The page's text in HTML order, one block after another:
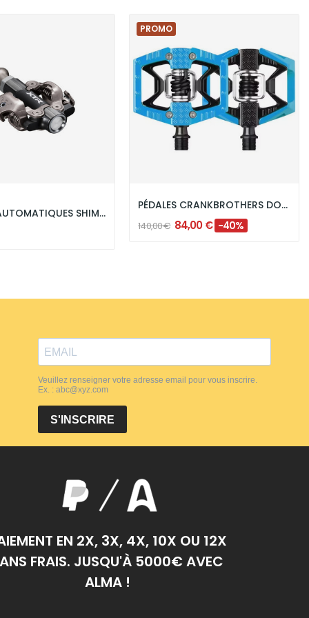
PÉDALES AUTOMATIQUES SHIMANO XTR PD-M9200 SPD...
PROMO
PÉDALES CRANKBROTHERS DOUBLE SHOT - BLEU / NOIR
140,00 € 84,00 € -40%
EN 2X, 3X, 4X, 10X OU 12X
FRAIS. JUSQU'À 5000€ AVEC
ALMA !